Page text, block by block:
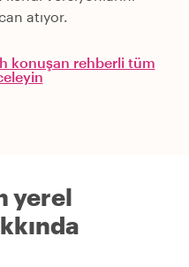
atıyor.
konuşan rehberli tüm
yerel